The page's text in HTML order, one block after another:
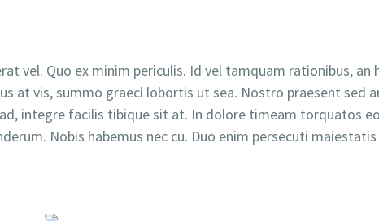
vel. Quo ex minim periculis. Id vel tamquam rationibus, an
vis, summo graeci lobortis ut sea. Nostro praesent sed
integre facilis tibique sit at. In dolore timeam torquatos
Nobis habemus nec cu. Duo enim persecuti